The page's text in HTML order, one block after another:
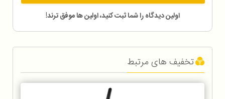
اولین دیدگاه را شما ثبت کنید، اولین ها موفق ترند!
تخفیف های مرتبط